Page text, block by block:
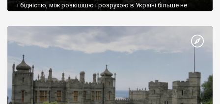
і бідністю, між розкішшю і розрухою в Україні більше не